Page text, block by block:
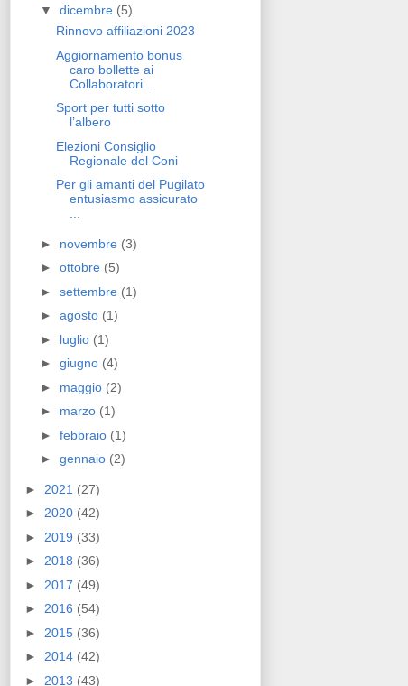
▼ dicembre (5)
Rinnovo affiliazioni 2023
Aggiornamento bonus
caro bollette ai
Collaboratori...
Sport per tutti sotto
l’albero
Elezioni Consiglio
Regionale del Coni
Per gli amanti del Pugilato
entusiasmo assicurato
...
► novembre (3)
► ottobre (5)
► settembre (1)
► agosto (1)
► luglio (1)
► giugno (4)
► maggio (2)
► marzo (1)
► febbraio (1)
► gennaio (2)
► 2021 (27)
► 2020 (42)
► 2019 (33)
► 2018 (36)
► 2017 (49)
► 2016 (54)
► 2015 (36)
► 2014 (42)
► 2013 (43)